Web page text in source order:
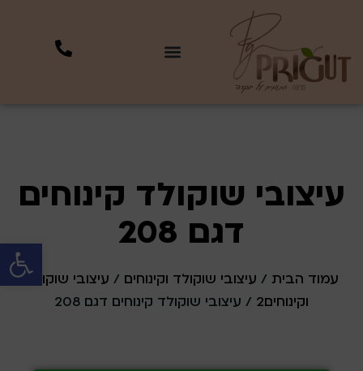
פתח
עיצובי שוקולד קינוחים
דגם 208
עמוד הבית / עיצובי שוקולד וקינוחים / עיצובי שוקולד
וקינוחים2
/ עיצובי שוקולד קינוחים דגם 208